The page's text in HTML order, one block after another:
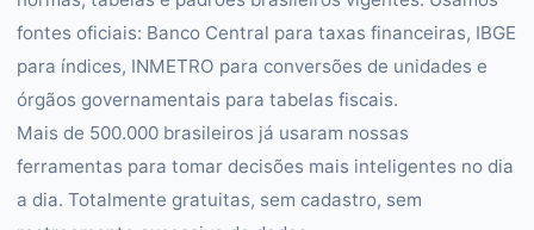
fontes oficiais: Banco Central para taxas financeiras, IBGE
para índices, INMETRO para conversões de unidades e
órgãos governamentais para tabelas fiscais.
Mais de 500.000 brasileiros já usaram nossas
ferramentas para tomar decisões mais inteligentes no dia
a dia. Totalmente gratuitas, sem cadastro, sem